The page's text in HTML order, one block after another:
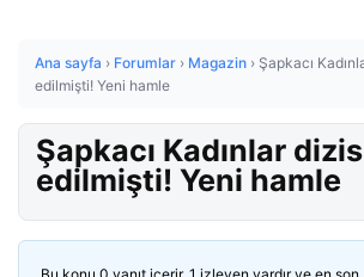
Ana sayfa › Forumlar › Magazin › Şapkacı
edilmişti! Yeni hamle
Şapkacı Kadınlar
edilmişti! Yeni hamle